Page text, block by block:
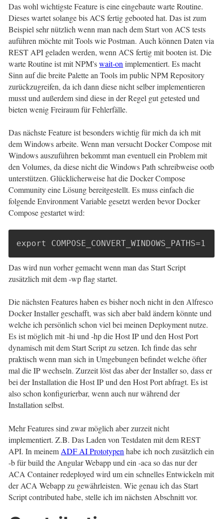
Das wohl wichtigste Feature is eine eingebaute warte Routine.
Dieses wartet solange bis ACS fertig gebooted hat. Das ist zum
Beispiel sehr nützlich wenn man nach dem Start von ACS tests
auführen möchte mit Tools wie Postman. Auch können Daten via
REST API geladen werden, wenn ACS fertig mit booten ist. Die
warte Routine ist mit NPM'swait-on implementiert. Es macht
Sinn auf die breite Palette an Tools im public NPM Repository
zurückzugreifen, da ich dann diese nicht selber implementieren
musst und außerdem sind diese in der Regel gut getested und
bieten wenig Freiraum für Fehlerfälle.
Das nächste Feature ist besonders wichtig für mich da ich mit
dem Windows arbeite. Wenn man versucht Docker Compose mit
Windows auszuführen bekommt man eventuell ein Problem mit
den Volumes, da diese nicht die Windows Path schreibweise ootb
unterstützen. Glücklicherweise hat die Docker Compose
Community eine Lösung bereitgestellt. Es muss einfach die
folgende Environment Variable gesetzt werden bevor Docker
Compose gestartet wird:
export COMPOSE_CONVERT_WINDOWS_PATHS=1
Das wird nun vorher gemacht wenn man das Start Script
zusätzlich mit dem -wp flag startet.
Die nächsten Features haben es bisher noch nicht in den Alfresco
Docker Installer geschafft, was sich aber bald ändern könnte und
welche ich persönlich schon viel bei meinen Deployment nutze.
Es ist möglich mit -hi und -hp die Host IP und den Host Port
dynamisch mit dem Start Script zu setzen. Ich finde das sehr
praktisch wenn man sich in Umgebungen befindet welche öfter
mal die IP wechseln. Zurzeit löst das aber der Installer so, dass er
bei der Installation die Host IP und den Host Port abfragt. Es ist
also schon konfigurierbar, wenn auch nur während der
Installation selbst.
Mehr Features sind zwar möglich aber zurzeit nicht
implementiert. Z.B. Das Laden von Testdaten mit dem REST
API. In meinem ADF AI Prototypen habe ich noch zusätzlich ein
-b für build the Angular Webapp und ein -aca so das nur der
ACA Container redeployed wird um ein schnelles Entwickeln mit
der ACA Webapp zu gewährleisten. Wie genau ich das Start
Script contributed habe, stelle ich im nächsten Abschnitt vor.